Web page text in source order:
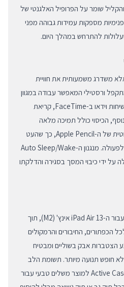
שומר על הפרופיל האלגנטי של
מספקות עמידות גבוהה מפני
להתרחש במהלך היום.
משדרג משמעותית את חוויית
ורסטילי המאפשר עבודה במגוון
זוויות צפייה והקלדה – מושלם לשיחות וידאו ב-FaceTime, קריאת
הכיסוי כולל תמיכה מלאה
בהצמדה מגנטית ובטעינה אלחוטית של ה-Apple Pencil, כך שהעט
שלכם תמיד יהיה מאובטח ומוכן לפעולה. מנגנון ה-Auto Sleep/Wake
על ידי כיבוי המסך בסגירה והדלקתו
דגם זה תוכנן במידות המדויקות עבור ה-iPad Air 13 אינץ' (M2), תוך
הכפתורים, החיבורים והרמקולים
הצטברות אבק בשוליים ומבטיח
חופש תנועה מיותר. תשומת הלב
לפרטים הקטנים הופכת את ה-Active Case למוצר משלים טבעי עבור